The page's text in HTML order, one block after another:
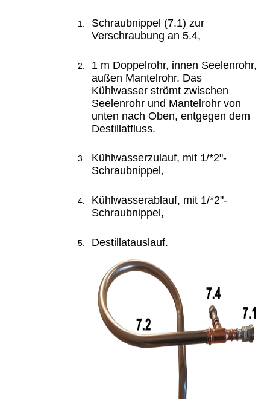
Schraubnippel (7.1) zur
Verschraubung an 5.4,
1 m Doppelrohr, innen Seelenrohr,
außen Mantelrohr. Das
Kühlwasser strömt zwischen
Seelenrohr und Mantelrohr von
unten nach Oben, entgegen dem
Destillatfluss.
Kühlwasserzulauf, mit 1/*2"-
Schraubnippel,
Kühlwasserablauf, mit 1/*2"-
Schraubnippel,
Destillatauslauf.